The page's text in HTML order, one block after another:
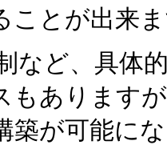
ことが出来
など、具体
もあります
築が可能に